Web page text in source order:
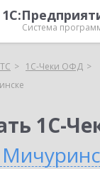
Система
1С-Чеки ОФД
1С-